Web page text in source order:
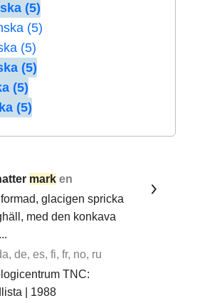
(5)
(5)
(5)
(5)
(5)
(5)
mark en
glacigen spricka
med den konkava
de, es, fi, fr, no, ru
TNC:
| 1988